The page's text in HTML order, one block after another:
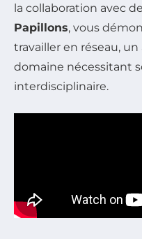
la collaboration avec
Papillons, vous
travailler en réseau,
domaine nécessitant
interdisciplinaire.